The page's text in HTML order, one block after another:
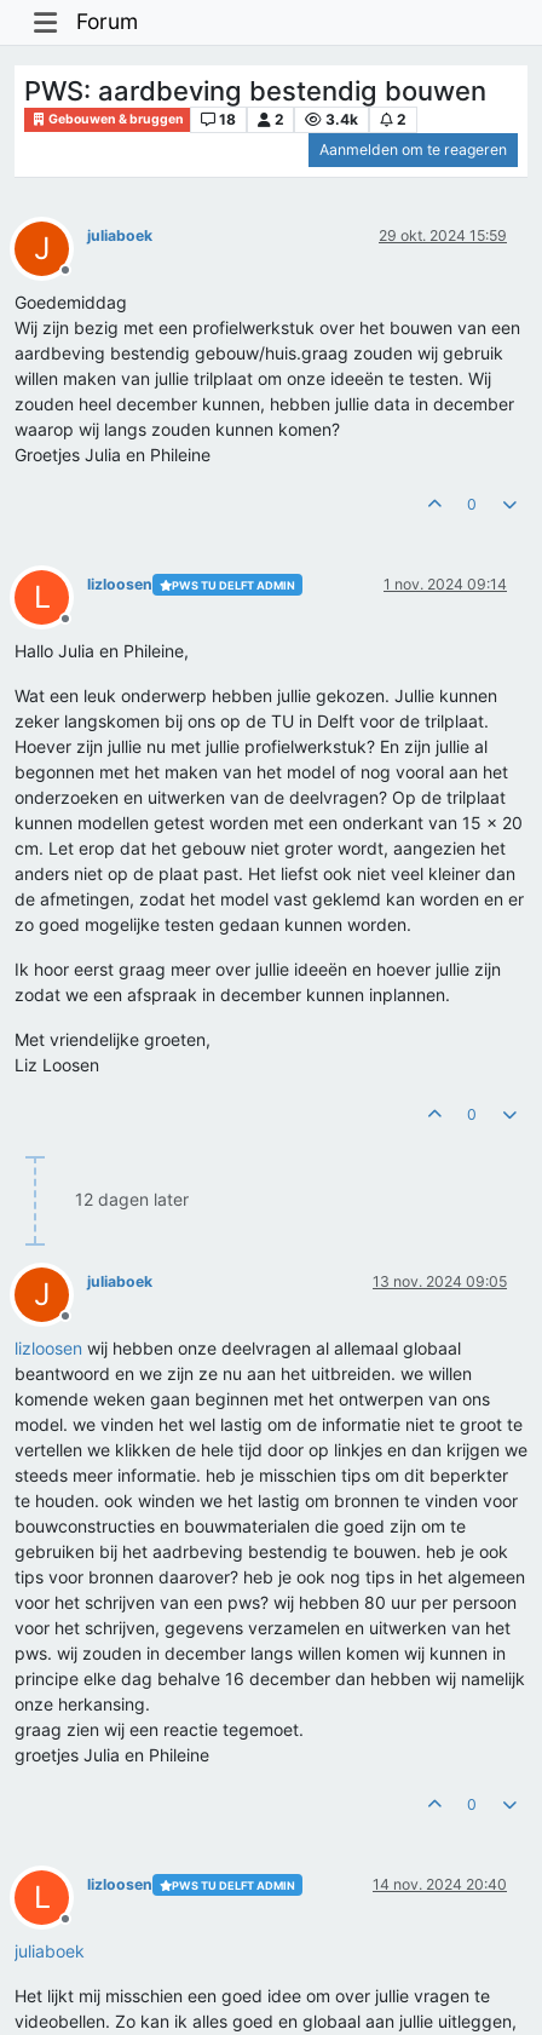
Forum
PWS: aardbeving bestendig bouwen
Gebouwen & bruggen 18 2 3.4k
2
Aanmelden om te reageren
J
Offline
juliaboek 29 okt. 2024 15:59
Goedemiddag
Wij zijn bezig met een profielwerkstuk over het bouwen van een
aardbeving bestendig gebouw/huis.graag zouden wij gebruik
willen maken van jullie trilplaat om onze ideeën te testen. Wij
zouden heel december kunnen, hebben jullie data in december
waarop wij langs zouden kunnen komen?
Groetjes Julia en Phileine
0
L
Offline
lizloosen PWS TU DELFT ADMIN 1 nov. 2024 09:14
Hallo Julia en Phileine,
Wat een leuk onderwerp hebben jullie gekozen. Jullie kunnen
zeker langskomen bij ons op de TU in Delft voor de trilplaat.
Hoever zijn jullie nu met jullie profielwerkstuk? En zijn jullie al
begonnen met het maken van het model of nog vooral aan het
onderzoeken en uitwerken van de deelvragen? Op de trilplaat
kunnen modellen getest worden met een onderkant van 15 x 20
cm. Let erop dat het gebouw niet groter wordt, aangezien het
anders niet op de plaat past. Het liefst ook niet veel kleiner dan
de afmetingen, zodat het model vast geklemd kan worden en er
zo goed mogelijke testen gedaan kunnen worden.
Ik hoor eerst graag meer over jullie ideeën en hoever jullie zijn
zodat we een afspraak in december kunnen inplannen.
Met vriendelijke groeten,
Liz Loosen
0
12 dagen later
J
Offline
juliaboek 13 nov. 2024 09:05
lizloosen wij hebben onze deelvragen al allemaal globaal
beantwoord en we zijn ze nu aan het uitbreiden. we willen
komende weken gaan beginnen met het ontwerpen van ons
model. we vinden het wel lastig om de informatie niet te groot te
vertellen we klikken de hele tijd door op linkjes en dan krijgen we
steeds meer informatie. heb je misschien tips om dit beperkter
te houden. ook winden we het lastig om bronnen te vinden voor
bouwconstructies en bouwmaterialen die goed zijn om te
gebruiken bij het aadrbeving bestendig te bouwen. heb je ook
tips voor bronnen daarover? heb je ook nog tips in het algemeen
voor het schrijven van een pws? wij hebben 80 uur per persoon
voor het schrijven, gegevens verzamelen en uitwerken van het
pws. wij zouden in december langs willen komen wij kunnen in
principe elke dag behalve 16 december dan hebben wij namelijk
onze herkansing.
graag zien wij een reactie tegemoet.
groetjes Julia en Phileine
0
L
Offline
lizloosen PWS TU DELFT ADMIN 14 nov. 2024 20:40
juliaboek
Het lijkt mij misschien een goed idee om over jullie vragen te
videobellen. Zo kan ik alles goed en globaal aan jullie uitleggen,